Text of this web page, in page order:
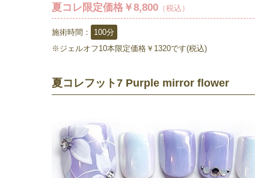
夏コレ限定価格￥8,800（税込）
施術時間：
100分
※ジェルオフ10本限定価格￥1320です(税込)
夏コレフット7 Purple mirror flower